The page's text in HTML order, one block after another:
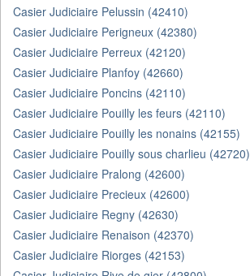
Casier Judiciaire Pelussin (42410)
Casier Judiciaire Perigneux (42380)
Casier Judiciaire Perreux (42120)
Casier Judiciaire Planfoy (42660)
Casier Judiciaire Poncins (42110)
Casier Judiciaire Pouilly les feurs (42110)
Casier Judiciaire Pouilly les nonains (42155)
Casier Judiciaire Pouilly sous charlieu (42720)
Casier Judiciaire Pralong (42600)
Casier Judiciaire Precieux (42600)
Casier Judiciaire Regny (42630)
Casier Judiciaire Renaison (42370)
Casier Judiciaire Riorges (42153)